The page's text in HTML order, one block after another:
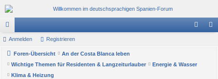
or
en
Anmelden Registrieren
Foren-Übersicht
An der Costa Blanca leben
Wichtige Themen für Residenten & Langzeiturlauber
Energie & Wasser
Klima & Heizung